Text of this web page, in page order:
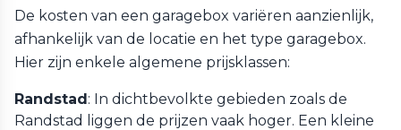
De kosten van een garagebox variëren aanzienlijk,
afhankelijk van de locatie en het type garagebox.
Hier zijn enkele algemene prijsklassen:
Randstad: In dichtbevolkte gebieden zoals de
Randstad liggen de prijzen vaak hoger. Een kleine